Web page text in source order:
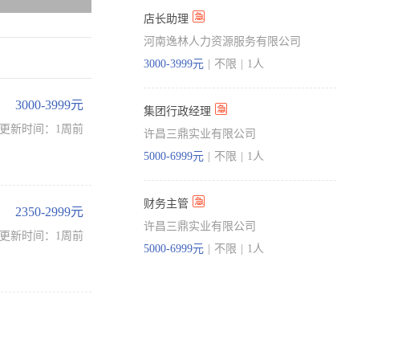
3000-3999元
更新时间：1周前
2350-2999元
更新时间：1周前
店长助理
河南逸林人力资源服务有限公司
3000-3999元
不限 1人
集团行政经理
许昌三鼎实业有限公司
5000-6999元
不限 1人
财务主管
许昌三鼎实业有限公司
5000-6999元
不限 1人